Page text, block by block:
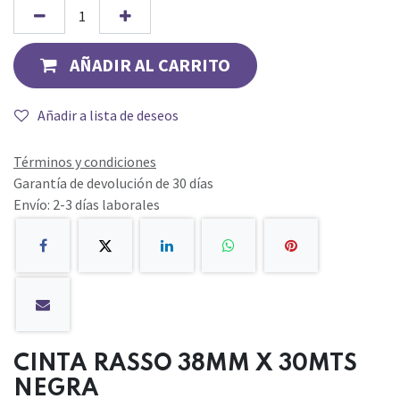
AÑADIR AL CARRITO
Añadir a lista de deseos
Términos y condiciones
Garantía de devolución de 30 días
Envío: 2-3 días laborales
CINTA RASSO 38MM X 30MTS
NEGRA